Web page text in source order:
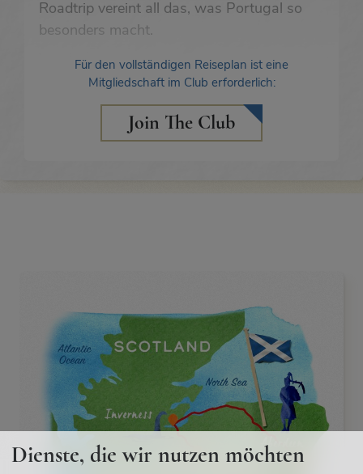
Roadtrip vereint all das, was Portugal so
besonders macht.
Für den vollständigen Reiseplan ist eine
Mitgliedschaft im Club erforderlich:
Join The Club
Dienste, die wir nutzen möchten